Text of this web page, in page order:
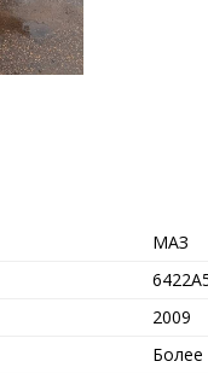
МАЗ
2009
Более